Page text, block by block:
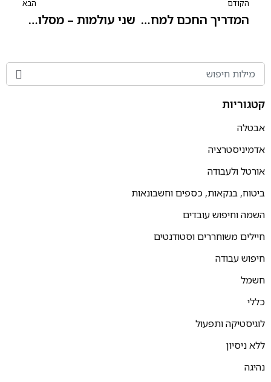
הקודם
המדריך החכם למחפשי עבודה: טיפים והסודות להצלחה – חלק א'
הבא
שני עולמות – מסלול אחד: המדריך לשילוב לימודים ועבודה
קטגוריות
אבטלה
אדמיניסטרציה
אורטל ולעבודה
ביטוח, בנקאות, כספים וחשבונאות
השמה וחיפוש עובדים
חיילים משוחררים וסטודנטים
חיפוש עבודה
חשמל
כללי
לוגיסטיקה ותפעול
ללא ניסיון
נהיגה